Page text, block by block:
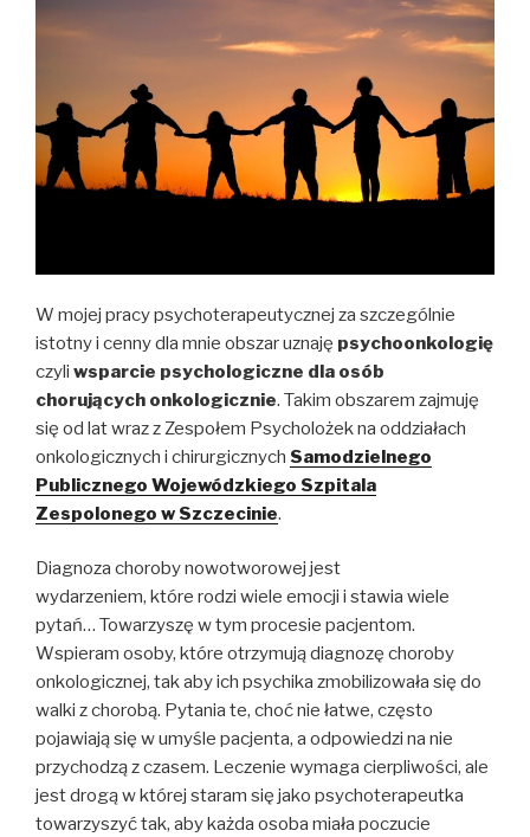
W mojej pracy psychoterapeutycznej za szczególnie
istotny i cenny dla mnie obszar uznaję psychoonkologię
czyli wsparcie psychologiczne dla osób
chorujących onkologicznie. Takim obszarem zajmuję
się od lat wraz z Zespołem Psycholożek na oddziałach
onkologicznych i chirurgicznych Samodzielnego
Publicznego Wojewódzkiego Szpitala
Zespolonego w Szczecinie.
Diagnoza choroby nowotworowej jest
wydarzeniem, które rodzi wiele emocji i stawia wiele
pytań… Towarzyszę w tym procesie pacjentom.
Wspieram osoby, które otrzymują diagnozę choroby
onkologicznej, tak aby ich psychika zmobilizowała się do
walki z chorobą. Pytania te, choć nie łatwe, często
pojawiają się w umyśle pacjenta, a odpowiedzi na nie
przychodzą z czasem. Leczenie wymaga cierpliwości, ale
jest drogą w której staram się jako psychoterapeutka
towarzyszyć tak, aby każda osoba miała poczucie